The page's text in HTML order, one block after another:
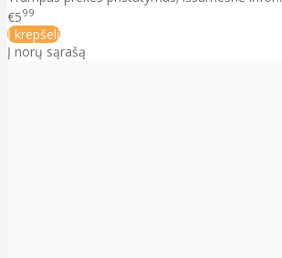
€599
Į krepšelį
Į norų sąrašą